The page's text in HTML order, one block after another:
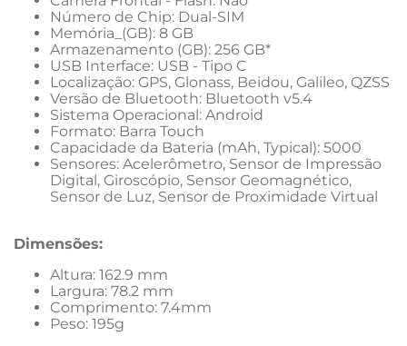
Número de Chip: Dual-SIM
Memória_(GB): 8 GB
Armazenamento (GB): 256 GB*
USB Interface: USB - Tipo C
Localização: GPS, Glonass, Beidou, Galileo, QZSS
Versão de Bluetooth: Bluetooth v5.4
Sistema Operacional: Android
Formato: Barra Touch
Capacidade da Bateria (mAh, Typical): 5000
Sensores: Acelerômetro, Sensor de Impressão
Digital, Giroscópio, Sensor Geomagnético,
Sensor de Luz, Sensor de Proximidade Virtual
Dimensões:
Altura: 162.9 mm
Largura: 78.2 mm
Comprimento: 7.4mm
Peso: 195g